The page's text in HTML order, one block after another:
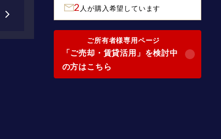
2 人が購入希望しています
ご所有者様専用ページ
「ご売却・賃貸活用」を検討中
の方はこちら